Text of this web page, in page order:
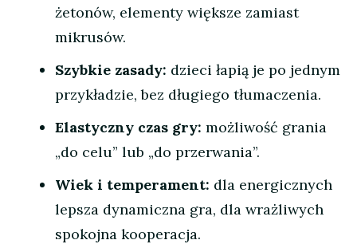
żetonów, elementy większe zamiast
mikrusów.
Szybkie zasady: dzieci łapią je po jednym
przykładzie, bez długiego tłumaczenia.
Elastyczny czas gry: możliwość grania
„do celu” lub „do przerwania”.
Wiek i temperament: dla energicznych
lepsza dynamiczna gra, dla wrażliwych
spokojna kooperacja.